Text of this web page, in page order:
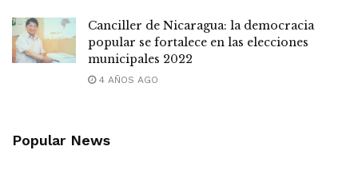
Canciller de Nicaragua: la democracia
popular se fortalece en las elecciones
municipales 2022
4 AÑOS AGO
Popular News